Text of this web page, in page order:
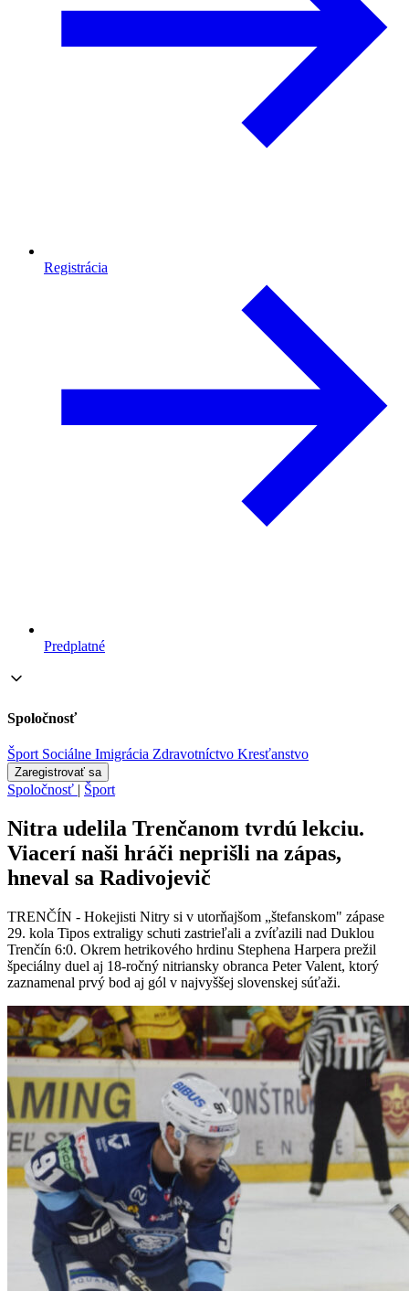
Registrácia
Predplatné
Spoločnosť
Šport Sociálne Imigrácia Zdravotníctvo Kresťanstvo
Zaregistrovať sa
Spoločnosť | Šport
Nitra udelila Trenčanom tvrdú lekciu.
Viacerí naši hráči neprišli na zápas,
hneval sa Radivojevič
TRENČÍN - Hokejisti Nitry si v utorňajšom „štefanskom" zápase
29. kola Tipos extraligy schuti zastrieľali a zvíťazili nad Duklou
Trenčín 6:0. Okrem hetrikového hrdinu Stephena Harpera prežil
špeciálny duel aj 18-ročný nitriansky obranca Peter Valent, ktorý
zaznamenal prvý bod aj gól v najvyššej slovenskej súťaži.